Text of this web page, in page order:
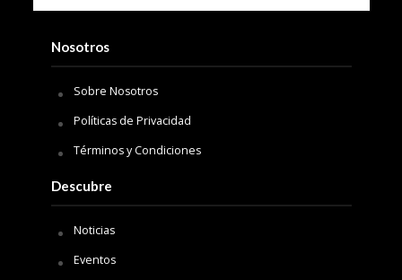
Nosotros
Sobre Nosotros
Políticas de Privacidad
Términos y Condiciones
Descubre
Noticias
Eventos